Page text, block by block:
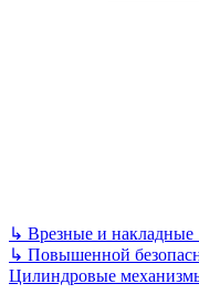
↳ Врезные и накладные
↳ Повышенной
Цилиндровые